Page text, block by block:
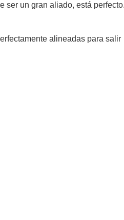
ser un gran aliado, está
alineadas para salir